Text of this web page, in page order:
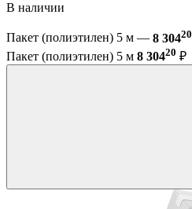
В наличии
Пакет (полиэтилен) 5 м — 8 30420
Пакет (полиэтилен) 5 м 8 30420 ₽